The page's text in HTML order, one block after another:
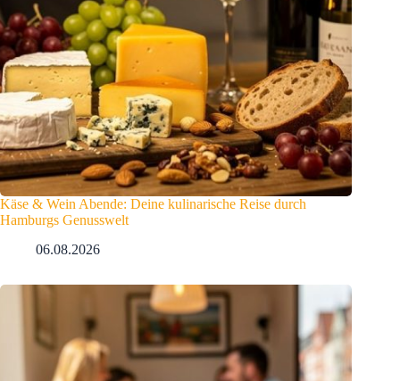
Käse & Wein Abende: Deine kulinarische Reise durch
Hamburgs Genusswelt
06.08.2026